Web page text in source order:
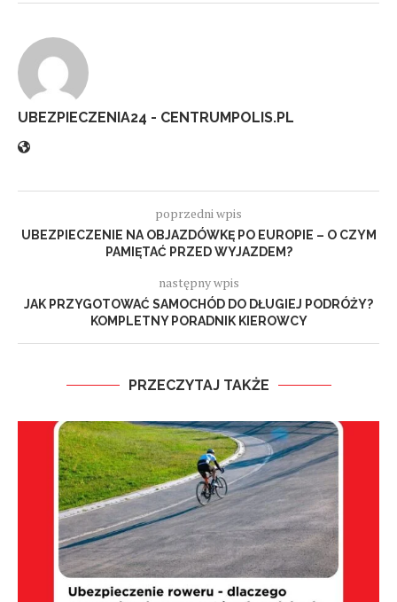
UBEZPIECZENIA24 - CENTRUMPOLIS.PL
poprzedni wpis
UBEZPIECZENIE NA OBJAZDÓWKĘ PO EUROPIE – O CZYM
PAMIĘTAĆ PRZED WYJAZDEM?
następny wpis
JAK PRZYGOTOWAĆ SAMOCHÓD DO DŁUGIEJ PODRÓŻY?
KOMPLETNY PORADNIK KIEROWCY
PRZECZYTAJ TAKŻE